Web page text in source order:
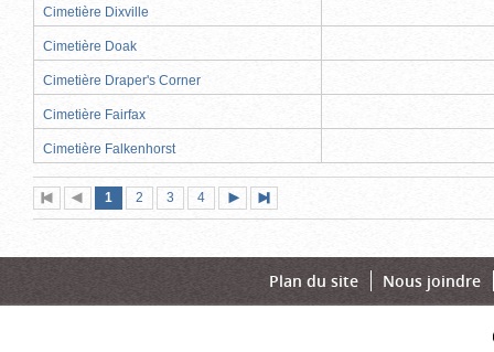
Cimetière Dixville
Cimetière Doak
Cimetière Draper's Corner
Cimetière Fairfax
Cimetière Falkenhorst
Première
page
Page
précédente
Page
1 (page
actuelle)
Page
2 Page
3 Page
4
suivante
page
Plan du site Nous joindre